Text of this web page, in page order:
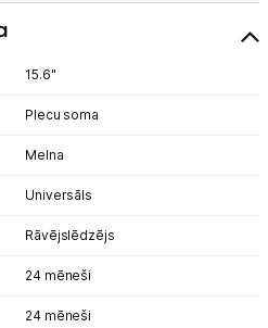
15.6"
Plecu soma
Melna
Universāls
Rāvējslēdzējs
24 mēneši
24 mēneši